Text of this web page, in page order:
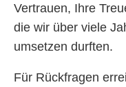
Vertrauen, Ihre
die wir über viele
umsetzen durften.
Für Rückfragen